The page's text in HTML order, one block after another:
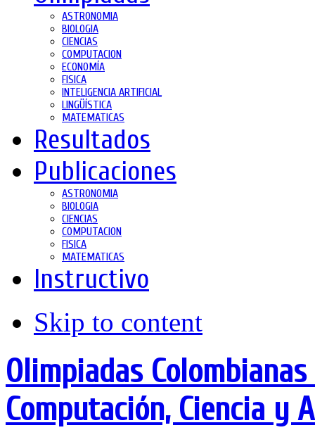
ASTRONOMIA
BIOLOGIA
CIENCIAS
COMPUTACION
ECONOMÍA
FISICA
INTELIGENCIA ARTIFICIAL
LINGÜÍSTICA
MATEMATICAS
Resultados
Publicaciones
ASTRONOMIA
BIOLOGIA
CIENCIAS
COMPUTACION
FISICA
MATEMATICAS
Instructivo
Skip to content
Olimpiadas
Computación, Ciencia y